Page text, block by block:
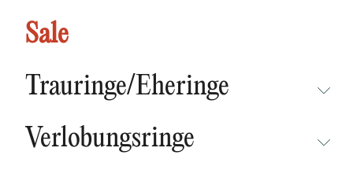
Sale
Trauringe/Eheringe
NEUHEITEN
Verlobungsringe
Moissaniten und flachem
Herrenring Marveille